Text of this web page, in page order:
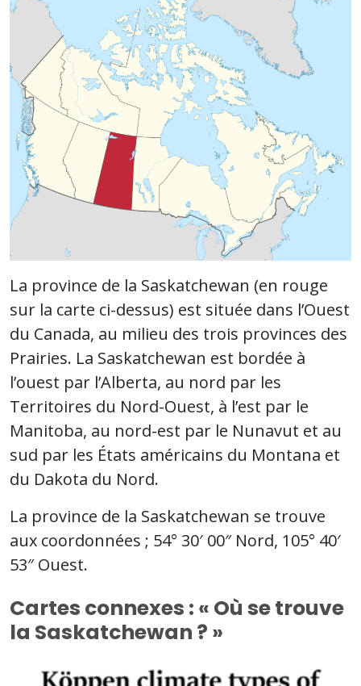
La province de la Saskatchewan (en rouge
sur la carte ci-dessus) est située dans l’Ouest
du Canada, au milieu des trois provinces des
Prairies. La Saskatchewan est bordée à
l’ouest par l’Alberta, au nord par les
Territoires du Nord-Ouest, à l’est par le
Manitoba, au nord-est par le Nunavut et au
sud par les États américains du Montana et
du Dakota du Nord.
La province de la Saskatchewan se trouve
aux coordonnées ; 54° 30′ 00″ Nord, 105° 40′
53″ Ouest.
Cartes connexes : « Où se trouve
la Saskatchewan ? »